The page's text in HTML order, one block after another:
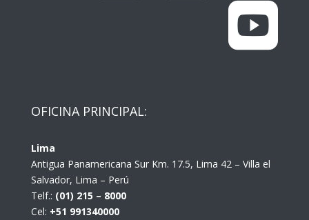

OFICINA PRINCIPAL:
Lima
Antigua Panamericana Sur Km. 17.5, Lima 42 – Villa el
Salvador, Lima – Perú
Telf.: (01) 215 – 8000
Cel: +51 991340000